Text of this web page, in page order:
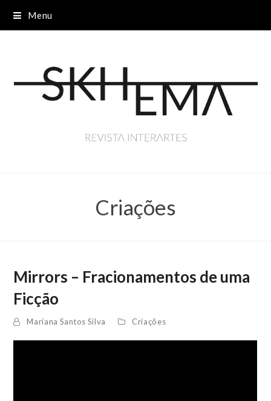
Menu
Criações
Mirrors – Fracionamentos de uma
Ficção
Mariana Santos Silva Criações